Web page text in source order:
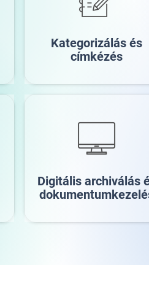
Kategorizálás és
címkézés
Digitális archiválás